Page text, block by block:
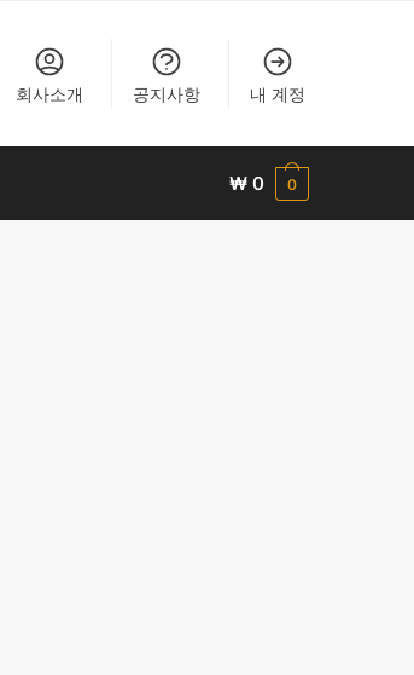
회사소개 공지사항 내 계정
₩ 0 0